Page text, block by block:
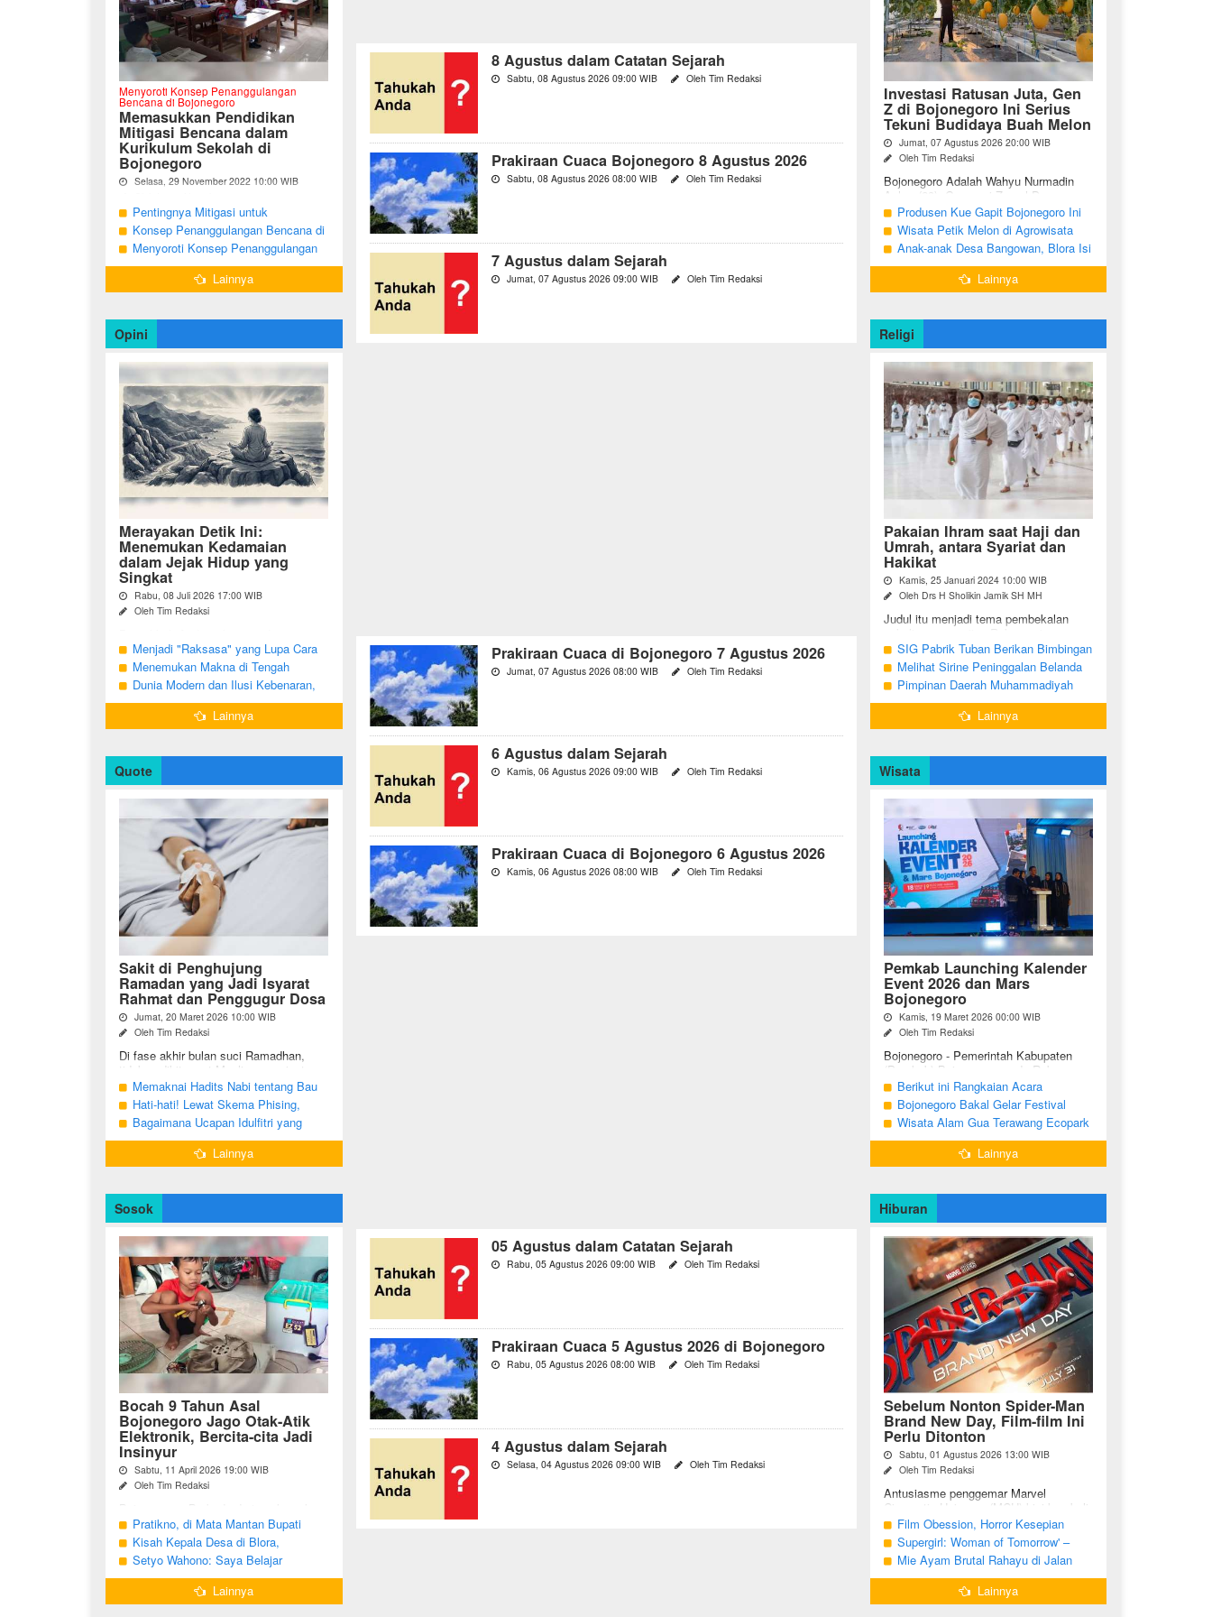
8 Agustus dalam Catatan Sejarah
Sabtu, 08 Agustus 2026 09:00 WIB Oleh Tim Redaksi
Prakiraan Cuaca Bojonegoro 8 Agustus 2026
Sabtu, 08 Agustus 2026 08:00 WIB Oleh Tim Redaksi
7 Agustus dalam Sejarah
Jumat, 07 Agustus 2026 09:00 WIB Oleh Tim Redaksi
Prakiraan Cuaca di Bojonegoro 7 Agustus 2026
Jumat, 07 Agustus 2026 08:00 WIB Oleh Tim Redaksi
6 Agustus dalam Sejarah
Kamis, 06 Agustus 2026 09:00 WIB Oleh Tim Redaksi
Prakiraan Cuaca di Bojonegoro 6 Agustus 2026
Kamis, 06 Agustus 2026 08:00 WIB Oleh Tim Redaksi
05 Agustus dalam Catatan Sejarah
Rabu, 05 Agustus 2026 09:00 WIB Oleh Tim Redaksi
Prakiraan Cuaca 5 Agustus 2026 di Bojonegoro
Rabu, 05 Agustus 2026 08:00 WIB Oleh Tim Redaksi
4 Agustus dalam Sejarah
Selasa, 04 Agustus 2026 09:00 WIB Oleh Tim Redaksi
Menyoroti Konsep Penanggulangan
Bencana di Bojonegoro
Memasukkan Pendidikan
Mitigasi Bencana dalam
Kurikulum Sekolah di
Bojonegoro
Selasa, 29 November 2022 10:00 WIB
"Berdasarkan Undang-undang Nomor 24
Tahun 2007, tentang Penanggulangan
Bencana, Pemerintah dan Pemerintah
Daerah menjadi penanggung jawab
dalam penyelenggaraan
penanggulangan bencana. ...
Pentingnya Mitigasi untuk
Mengurangi Risiko Bencana di
Bojonegoro
Konsep Penanggulangan Bencana di
Bojonegoro Masih Mengutamakan
Tanggap Darurat
Menyoroti Konsep Penanggulangan
Bencana di Kabupaten Bojonegoro
Lainnya
Opini
Merayakan Detik Ini:
Menemukan Kedamaian
dalam Jejak Hidup yang
Singkat
Rabu, 08 Juli 2026 17:00 WIB
Oleh Tim Redaksi
pagi, menatap cermin, dan menyadari
bahwa garis-garis halus di wajah bukan
sekadar tanda penuaan, melainkan ...
Menjadi "Raksasa" yang Lupa Cara
Jadi Manusia
Menemukan Makna di Tengah
Langkah yang Belum Selesai
Dunia Modern dan Ilusi Kebenaran,
Antara Kesadaran dan terjebak Tipu
Lainnya
Quote
Sakit di Penghujung
Ramadan yang Jadi Isyarat
Rahmat dan Penggugur Dosa
Jumat, 20 Maret 2026 10:00 WIB
Oleh Tim Redaksi
Di fase akhir bulan suci Ramadhan,
tidak sedikit umat Muslim yang justru
diuji dengan kondisi kesehatan yang
menurun. Di tengah ...
Memaknai Hadits Nabi tentang Bau
Mulut Orang Berpuasa Secara Bijak
Agar Tidak Menggangu
Hati-hati! Lewat Skema Phising,
Akun Instagram Bisa Dibajak Kurang
dari 3 Menit
Bagaimana Ucapan Idulfitri yang
Benar Sesuai Sunah Rasulullah
Lainnya
Sosok
Bocah 9 Tahun Asal
Bojonegoro Jago Otak-Atik
Elektronik, Bercita-cita Jadi
Insinyur
Sabtu, 11 April 2026 19:00 WIB
Oleh Tim Redaksi
seusianya, seorang bocah dari Desa
Growok, Kecamatan Dander, Kabupaten
Bojonegoro ini justru memiliki minat
besar ...
Pratikno, di Mata Mantan Bupati
Bojonegoro, Kang Yoto
Kisah Kepala Desa di Blora,
Menjabat Tiga Periode Tapi Masih
Hidup Sederhana
Setyo Wahono: Saya Belajar
Pengabdian dari Orang Tua
Lainnya
Investasi Ratusan Juta, Gen
Z di Bojonegoro Ini Serius
Tekuni Budidaya Buah Melon
Jumat, 07 Agustus 2026 20:00 WIB
Oleh Tim Redaksi
Bojonegoro Adalah Wahyu Nurmadin
Azhar (23), Generasi Z asal Desa
Sumodikaran RT 004 RW 002,
Kecamatan Dander, Kabupaten
Bojonegoro, Jawa ...
Produsen Kue Gapit Bojonegoro Ini
Banjir Pesanan Hingga Puluhan Juta
di Bulan Ramadan
Wisata Petik Melon di Agrowisata
Girli Farm Blora, Tak Sampai 5 Hari
Sudah Ludes Terjual
Anak-anak Desa Bangowan, Blora Isi
Waktu Jelang Buka Puasa dengan
Latihan GamelanLainnya
Religi
Pakaian Ihram saat Haji dan
Umrah, antara Syariat dan
Hakikat
Kamis, 25 Januari 2024 10:00 WIB
Oleh Drs H Sholikin Jamik SH MH
Judul itu menjadi tema pembekalan
(24/01/2024) di Masjid Nabawi al
Munawaroh, Madinah, kepada jemaah
umrah dari ...
SIG Pabrik Tuban Berikan Bimbingan
Manasik Haji kepada CJH Kabupaten
Tuban
Melihat Sirine Peninggalan Belanda
Penanda Buka Puasa di Pendopo
Bupati Blora
Pimpinan Daerah Muhammadiyah
Bojonegoro Akan Gelar Salat
Iduladha 9 Juli 2022
Lainnya
Wisata
Pemkab Launching Kalender
Event 2026 dan Mars
Bojonegoro
Kamis, 19 Maret 2026 00:00 WIB
Oleh Tim Redaksi
Bojonegoro - Pemerintah Kabupaten
(Pemkab) Bojonegoro, pada Rabu
malam (18/03/2026), bertempat di Jalan
Mas Tumapel Bojoonegoro,
melaunching Kalender Event
Bojonegoro ...
Berikut ini Rangkaian Acara
Peringatan Hari Jadi Bojonegoro Ke-
348 Tahun 2025
Bojonegoro Bakal Gelar Festival
Geopark 2025
Wisata Alam Gua Terawang Ecopark
Blora Kini Semakin Menarik
Lainnya
Hiburan
Sebelum Nonton Spider-Man
Brand New Day, Film-film Ini
Perlu Ditonton
Sabtu, 01 Agustus 2026 13:00 WIB
Oleh Tim Redaksi
Antusiasme penggemar Marvel
Cinematic Universe (MCU) kini kembali
meningkat seiring tayangnya
petualangan terbaru Spider-Man Brand
New Day. Bagi penggemar garis ...
Film Obession, Horror Kesepian
Generasi Saat Ini
Supergirl: Woman of Tomorrow' –
Potensi yang Terperangkap dalam
Narasi Generik
Mie Ayam Brutal Rahayu di Jalan
Pemuda Bojonegoro, Kuliner dengan
Banyak Pilihan Menu
Lainnya